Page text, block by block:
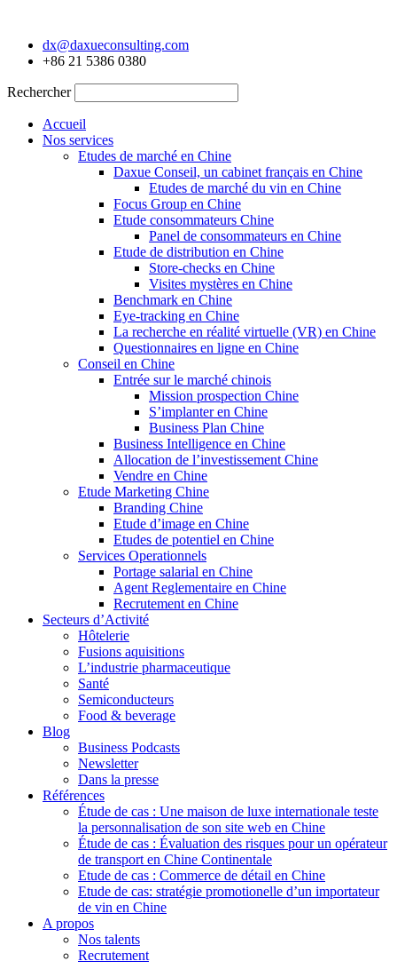
contenudx@daxueconsulting.com
+86 21 5386 0380
Rechercher
Accueil
Nos services
Etudes de marché en Chine
Daxue Conseil, un cabinet français en Chine
Etudes de marché du vin en Chine
Focus Group en Chine
Etude consommateurs Chine
Panel de consommateurs en Chine
Etude de distribution en Chine
Store-checks en Chine
Visites mystères en Chine
Benchmark en Chine
Eye-tracking en Chine
La recherche en réalité virtuelle (VR) en Chine
Questionnaires en ligne en Chine
Conseil en Chine
Entrée sur le marché chinois
Mission prospection Chine
S’implanter en Chine
Business Plan Chine
Business Intelligence en Chine
Allocation de l’investissement Chine
Vendre en Chine
Etude Marketing Chine
Branding Chine
Etude d’image en Chine
Etudes de potentiel en Chine
Services Operationnels
Portage salarial en Chine
Agent Reglementaire en Chine
Recrutement en Chine
Secteurs d’Activité
Hôtelerie
Fusions aquisitions
L’industrie pharmaceutique
Santé
Semiconducteurs
Food & beverage
Blog
Business Podcasts
Newsletter
Dans la presse
Références
Étude de cas : Une maison de luxe internationale teste
la personnalisation de son site web en Chine
Étude de cas : Évaluation des risques pour un opérateur
de transport en Chine Continentale
Etude de cas : Commerce de détail en Chine
Etude de cas: stratégie promotionelle d’un importateur
de vin en Chine
A propos
Nos talents
Recrutement